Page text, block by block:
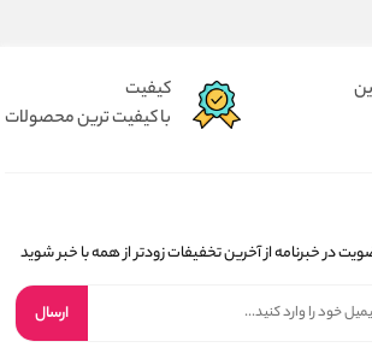
کیفیت
با کیفیت ترین محصولات
در خبرنامه از آخرین تخفیفات زودتر از همه با خبر شوید
ارسال